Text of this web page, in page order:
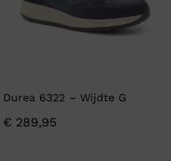
Durea 6322 – Wijdte G
€ 289,95